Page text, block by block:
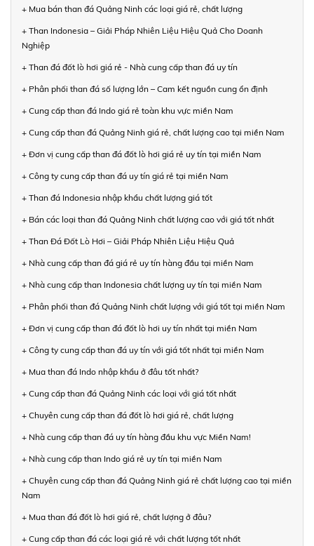
+ Mua bán than đá Quảng Ninh các loại giá rẻ, chất lượng
+ Than Indonesia – Giải Pháp Nhiên Liệu Hiệu Quả Cho Doanh
Nghiệp
+ Than đá đốt lò hơi giá rẻ - Nhà cung cấp than đá uy tín
+ Phân phối than đá số lượng lớn – Cam kết nguồn cung ổn định
+ Cung cấp than đá Indo giá rẻ toàn khu vực miền Nam
+ Cung cấp than đá Quảng Ninh giá rẻ, chất lượng cao tại miền Nam
+ Đơn vị cung cấp than đá đốt lò hơi giá rẻ uy tín tại miền Nam
+ Công ty cung cấp than đá uy tín giá rẻ tại miền Nam
+ Than đá Indonesia nhập khẩu chất lượng giá tốt
+ Bán các loại than đá Quảng Ninh chất lượng cao với giá tốt nhất
+ Than Đá Đốt Lò Hơi – Giải Pháp Nhiên Liệu Hiệu Quả
+ Nhà cung cấp than đá giá rẻ uy tín hàng đầu tại miền Nam
+ Nhà cung cấp than Indonesia chất lượng uy tín tại miền Nam
+ Phân phối than đá Quảng Ninh chất lượng với giá tốt tại miền Nam
+ Đơn vị cung cấp than đá đốt lò hơi uy tín nhất tại miền Nam
+ Công ty cung cấp than đá uy tín với giá tốt nhất tại miền Nam
+ Mua than đá Indo nhập khẩu ở đâu tốt nhất?
+ Cung cấp than đá Quảng Ninh các loại với giá tốt nhất
+ Chuyên cung cấp than đá đốt lò hơi giá rẻ, chất lượng
+ Nhà cung cấp than đá uy tín hàng đầu khu vực Miền Nam!
+ Nhà cung cấp than Indo giá rẻ uy tín tại miền Nam
+ Chuyên cung cấp than đá Quảng Ninh giá rẻ chất lượng cao tại miền
Nam
+ Mua than đá đốt lò hơi giá rẻ, chất lượng ở đâu?
+ Cung cấp than đá các loại giá rẻ với chất lượng tốt nhất